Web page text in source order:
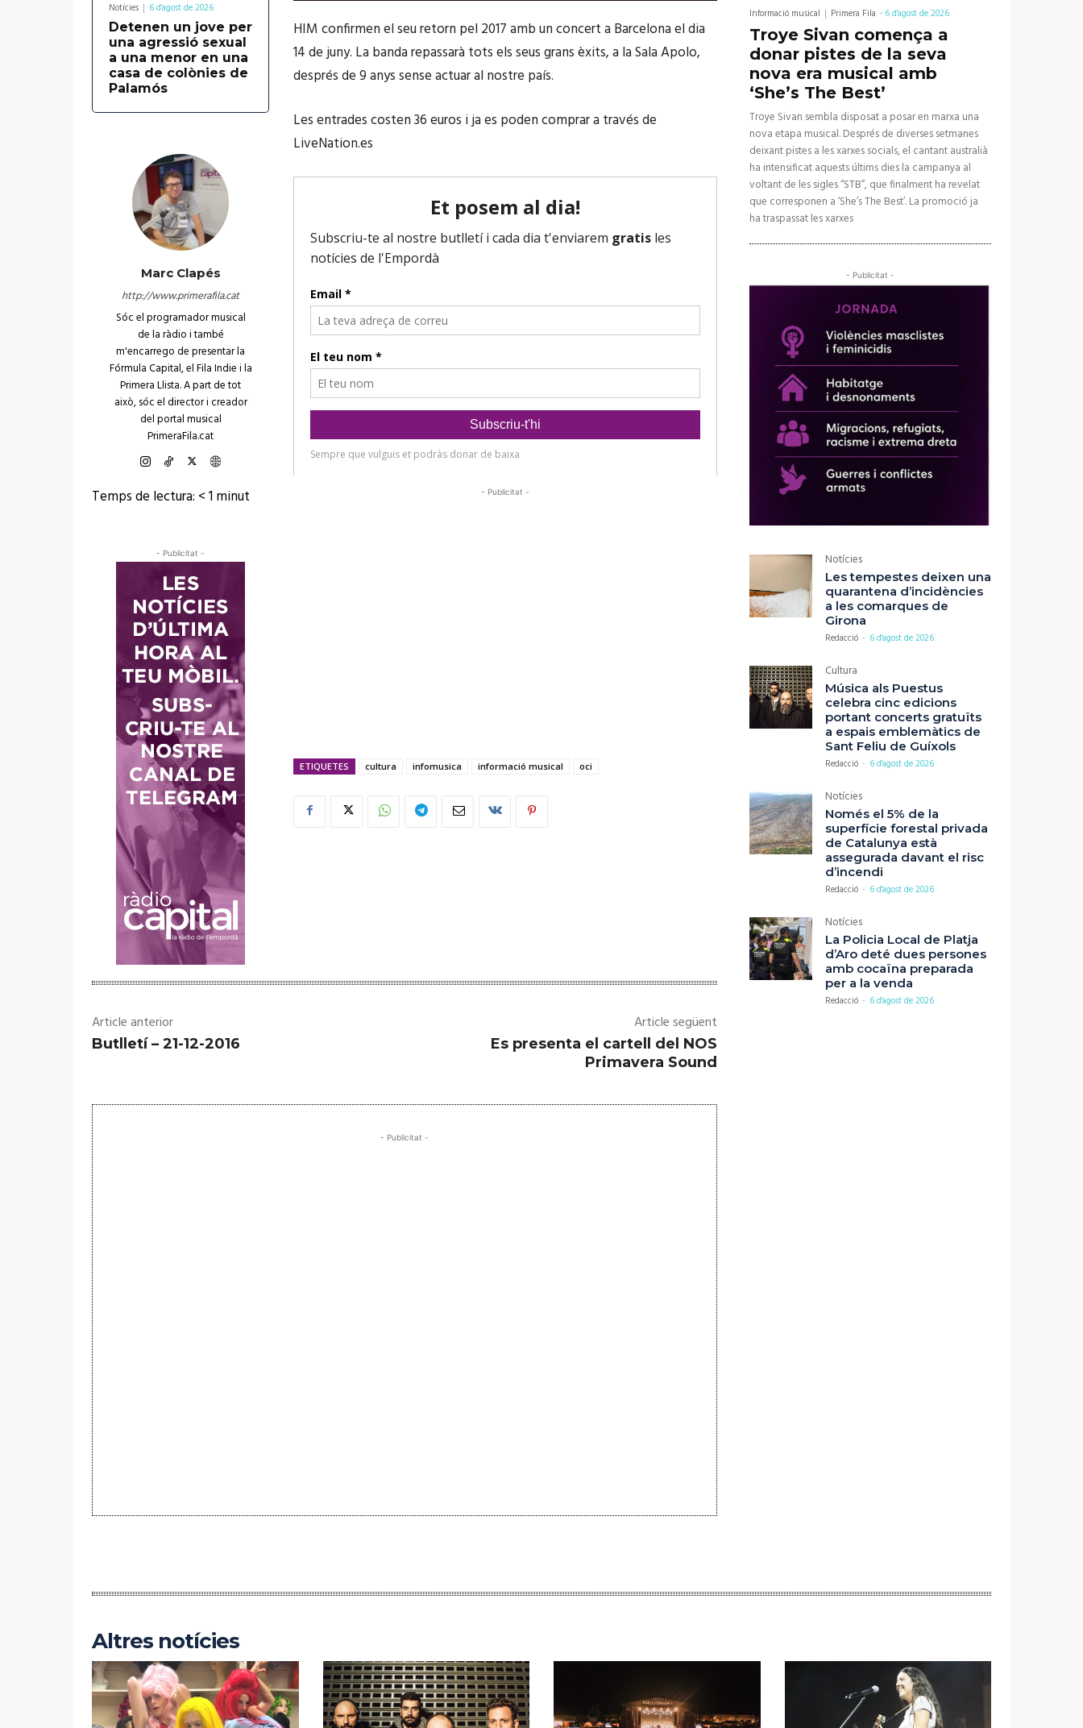
Notícies 6 d'agost de 2026
Detenen un jove per
una agressió sexual
a una menor en una
casa de colònies de
Palamós
Marc Clapés
http://www.primerafila.cat
Sóc el programador musical
de la ràdio i també
m'encarrego de presentar la
Fórmula Capital, el Fila Indie i la
Primera Llista. A part de tot
això, sóc el director i creador
del portal musical
PrimeraFila.cat
Temps de lectura: < 1minut
- Publicitat -
HIM confirmen el seu retorn pel 2017 amb un concert a Barcelona el dia
14 de juny. La banda repassarà tots els seus grans èxits, a la Sala Apolo,
després de 9 anys sense actuar al nostre país.
Les entrades costen 36 euros i ja es poden comprar a través de
LiveNation.es
- Publicitat -
ETIQUETES cultura infomusica informació musical oci
Article anterior
Butlletí – 21-12-2016
Article següent
Es presenta el cartell del NOS
Primavera Sound
- Publicitat -
Informació musical Primera Fila -6 d'agost de 2026
Troye Sivan comença a
donar pistes de la seva
nova era musical amb
‘She’s The Best’
Troye Sivan sembla disposat a posar en marxa una
nova etapa musical. Després de diverses setmanes
deixant pistes a les xarxes socials, el cantant australià
ha intensificat aquests últims dies la campanya al
voltant de les sigles “STB”, que finalment ha revelat
que corresponen a ‘She’s The Best’. La promoció ja
ha traspassat les xarxes
- Publicitat -
Notícies
Les tempestes deixen una
quarantena d’incidències
a les comarques de
Girona
Redacció - 6 d'agost de 2026
Cultura
Música als Puestus
celebra cinc edicions
portant concerts gratuïts
a espais emblemàtics de
Sant Feliu de Guíxols
Redacció - 6 d'agost de 2026
Notícies
Només el 5% de la
superfície forestal privada
de Catalunya està
assegurada davant el risc
d’incendi
Redacció - 6 d'agost de 2026
Notícies
La Policia Local de Platja
d’Aro deté dues persones
amb cocaïna preparada
per a la venda
Redacció - 6 d'agost de 2026
Altres notícies